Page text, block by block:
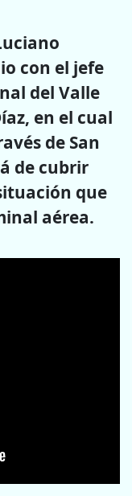
con el jefe
del Valle
en el cual
de San
de cubrir
que
aérea.